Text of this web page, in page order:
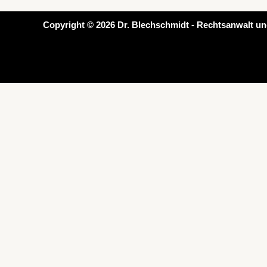
Copyright © 2026 Dr. Blechschmidt - Rechtsanwalt